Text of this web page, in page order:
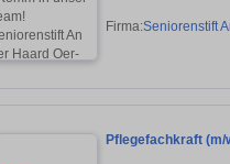
Firma:Seniorenstift
Pflegefachkraft